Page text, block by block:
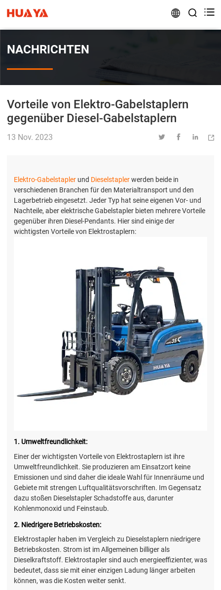
 
NACHRICHTEN
Vorteile von Elektro-Gabelstaplern
gegenüber Diesel-Gabelstaplern
13 Nov. 2023    
Elektro-Gabelstapler und Dieselstaplerwerden beide in
verschiedenen Branchen für den Materialtransport und den
Lagerbetrieb eingesetzt. Jeder Typ hat seine eigenen Vor- und
Nachteile, aber elektrische Gabelstapler bieten mehrere Vorteile
gegenüber ihren Diesel-Pendants. Hier sind einige der
wichtigsten Vorteile von Elektrostaplern:
1. Umweltfreundlichkeit:
Einer der wichtigsten Vorteile von Elektrostaplern ist ihre
Umweltfreundlichkeit. Sie produzieren am Einsatzort keine
Emissionen und sind daher die ideale Wahl für Innenräume und
Gebiete mit strengen Luftqualitätsvorschriften. Im Gegensatz
dazu stoßen Dieselstapler Schadstoffe aus, darunter
Kohlenmonoxid und Feinstaub.
2. Niedrigere Betriebskosten:
Elektrostapler haben im Vergleich zu Dieselstaplern niedrigere
Betriebskosten. Strom ist im Allgemeinen billiger als
Dieselkraftstoff. Elektrostapler sind auch energieeffizienter, was
bedeutet, dass sie mit einer einzigen Ladung länger arbeiten
können, was die Kosten weiter senkt.